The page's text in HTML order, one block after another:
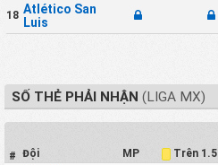
18 Atlético San
Luis
SỐ THẺ PHẢI NHẬN (LIGA MX)
# Đội MP Trên 1.5